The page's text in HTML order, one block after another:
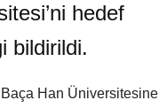
hedef
bildirildi.
Han Üniversitesine